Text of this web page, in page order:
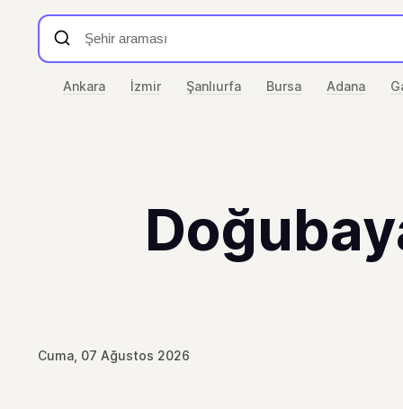
Ankara İzmir Şanlıurfa Bursa Adana
Cuma, 07 Ağustos 2026